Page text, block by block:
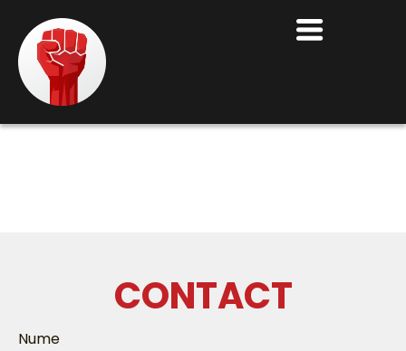
CONTACT
Nume